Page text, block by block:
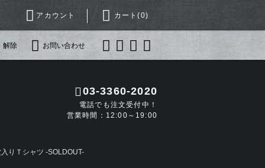
アカウント カート(0)
解除 お問い合わせ
03-3360-2020
電話でも注文受付中！
営業時間：12:00～19:00
りＴシャツ -SOLDOUT-